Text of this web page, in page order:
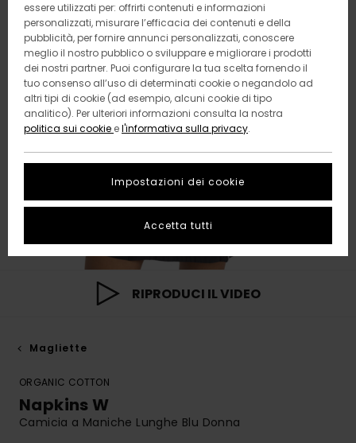
RIPRODUCI IL VIDEO
Magliette
ORGANIC COTTON
Napkins W
Camicia a Maniche Lunghe Blu Donna
essere utilizzati per: offrirti contenuti e informazioni
personalizzati, misurare l’efficacia dei contenuti e della
pubblicità, per fornire annunci personalizzati, conoscere
meglio il nostro pubblico o sviluppare e migliorare i prodotti
dei nostri partner. Puoi configurare la tua scelta fornendo il
tuo consenso all’uso di determinati cookie o negandolo ad
altri tipi di cookie (ad esempio, alcuni cookie di tipo
analitico). Per ulteriori informazioni consulta la nostra
politica sui cookie el'informativa sulla privacy.
Impostazioni dei cookie
Accetta tutti